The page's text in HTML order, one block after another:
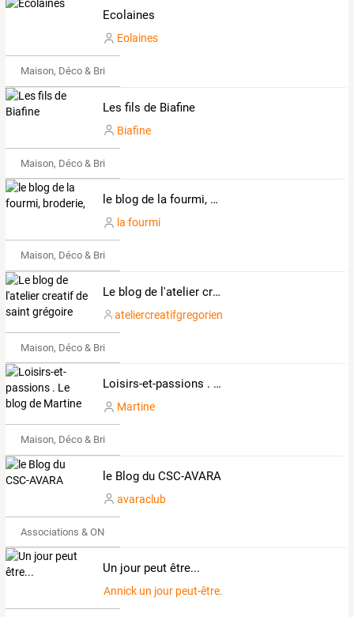
Ecolaines
Eolaines
Maison, Déco & Bricolage
Les fils de Biafine
Biafine
Maison, Déco & Bricolage
le blog de la fourmi, broderie,
la fourmi
Maison, Déco & Bricolage
Le blog de l'atelier creatif de saint grégoire
ateliercreatifgregorien
Maison, Déco & Bricolage
Loisirs-et-passions . Le blog de Martine
Martine
Maison, Déco & Bricolage
le Blog du CSC-AVARA
avaraclub
Associations & ONG
Un jour peut être...
Annick un jour peut-être...